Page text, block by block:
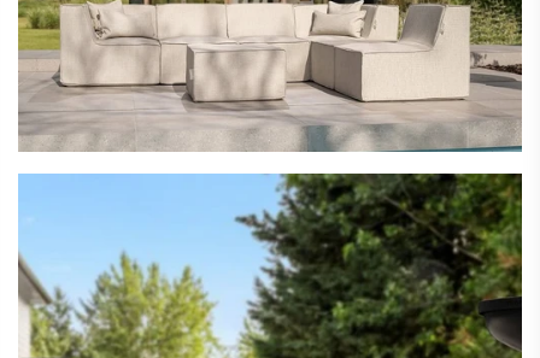
Jouw vakantie begint in eigen tuin
Creëer een exclusieve loungeplek met de modulaire
Laui Lounge fixed collectie. Weerbestendig, stijlvol en
comfortabel.